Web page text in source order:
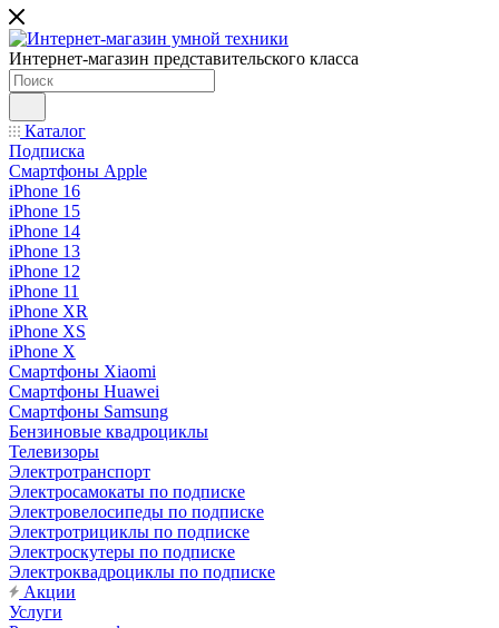
Интернет-магазин представительского класса
Каталог
Подписка
Смартфоны Apple
iPhone 16
iPhone 15
iPhone 14
iPhone 13
iPhone 12
iPhone 11
iPhone XR
iPhone XS
iPhone X
Смартфоны Xiaomi
Смартфоны Huawei
Смартфоны Samsung
Бензиновые квадроциклы
Телевизоры
Электротранспорт
Электросамокаты по подписке
Электровелосипеды по подписке
Электротрициклы по подписке
Электроскутеры по подписке
Электроквадроциклы по подписке
Акции
Услуги